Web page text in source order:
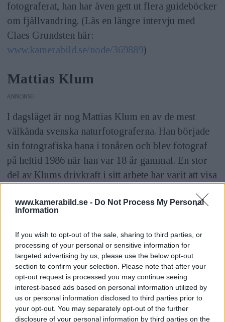
www.kamerabild.se - Do Not Process My Personal
Information
If you wish to opt-out of the sale, sharing to third parties, or
processing of your personal or sensitive information for
targeted advertising by us, please use the below opt-out
section to confirm your selection. Please note that after your
opt-out request is processed you may continue seeing
interest-based ads based on personal information utilized by
us or personal information disclosed to third parties prior to
your opt-out. You may separately opt-out of the further
disclosure of your personal information by third parties on the
fotograferat, han har även gett ut flera guideböcker
om fjällvandring. (Läs en längre intervju med
Claes Grundsten här:
www.kamerabild.se/node/369889)
Mattias Klum
ANNONS
I dagsläget är nog Mattias Klum en av de mest
välkända svenska naturfotograferna. Han började
sin fotografiska bana i tonåren och blev fotograf
på heltid 1986 när han var 18 år gammal. En stor
del av Klums drivkraft i sitt arbete har varit att visa
mycket kvar att rädda, trots att människans rovdrift
den första svensken att få sin bild som omslag på
tidningen National Geographic 1997, han var
också en av tidningens yngsta fotografer. Klum har
gett ut tolv böcker och den trettonde, som är ännu
ett samarbete med Johan Rockström, kommer att
landa i bokaffärerna i mars 2015. Förutom att